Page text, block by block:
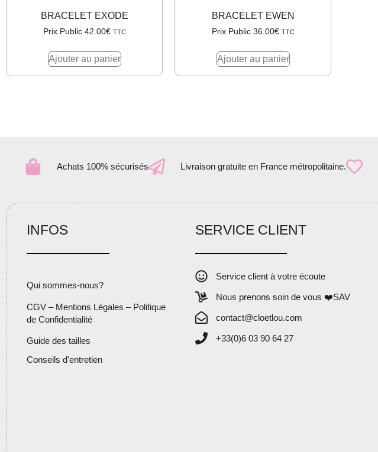
BRACELET EXODE
Prix Public 42.00€ TTC
Ajouter au panier
BRACELET EWEN
Prix Public 36.00€ TTC
Ajouter au panier
Achats 100% sécurisés Livraison gratuite en France métropolitaine.
INFOS
Qui sommes-nous?
CGV – Mentions Légales – Politique
de Confidentialité
Guide des tailles
Conseils d'entretien
SERVICE CLIENT
Service client à votre écoute
Nous prenons soin de vous ❤️SAV
contact@cloetlou.com
+33(0)6 03 90 64 27